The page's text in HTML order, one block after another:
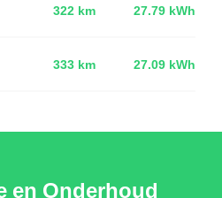
322 km 27.79 kWh
333 km 27.09 kWh
en Onderhoud